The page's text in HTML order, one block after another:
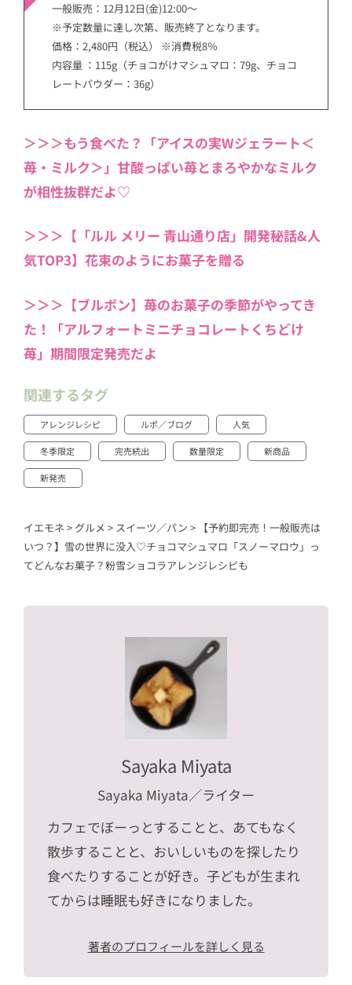
一般販売：12月12日(金)12:00～
※予定数量に達し次第、販売終了となります。
価格：2,480円（税込） ※消費税8％
内容量 ：115g（チョコがけマシュマロ：79g、チョコ
レートパウダー：36g）
＞＞＞もう食べた？「アイスの実Wジェラート＜
苺・ミルク＞」甘酸っぱい苺とまろやかなミルク
が相性抜群だよ♡
＞＞＞【「ルル メリー 青山通り店」開発秘話&人
気TOP3】花束のようにお菓子を贈る
＞＞＞【ブルボン】苺のお菓子の季節がやってき
た！「アルフォートミニチョコレートくちどけ
苺」期間限定発売だよ
関連するタグ
アレンジレシピ ルポ／ブログ 人気
冬季限定 完売続出 数量限定 新商品
新発売
イエモネ > グルメ > スイーツ／パン > 【予約即完売！一般販売は
いつ？】雪の世界に没入♡チョコマシュマロ「スノーマロウ」っ
てどんなお菓子？粉雪ショコラアレンジレシピも
Sayaka Miyata
Sayaka Miyata／ライター
カフェでぼーっとすることと、あてもなく
散歩することと、おいしいものを探したり
食べたりすることが好き。子どもが生まれ
てからは睡眠も好きになりました。
著者のプロフィールを詳しく見る